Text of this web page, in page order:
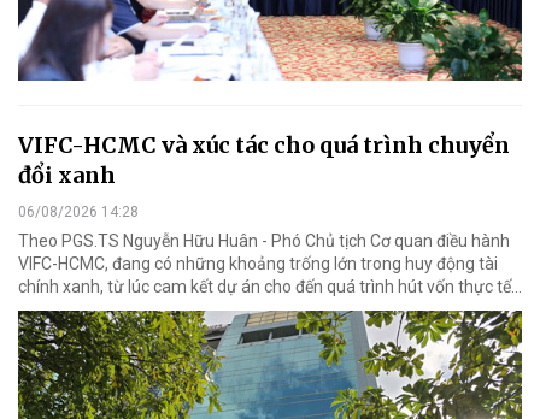
VIFC-HCMC và xúc tác cho quá trình chuyển
đổi xanh
06/08/2026 14:28
Theo PGS.TS Nguyễn Hữu Huân - Phó Chủ tịch Cơ quan điều hành
VIFC-HCMC, đang có những khoảng trống lớn trong huy động tài
chính xanh, từ lúc cam kết dự án cho đến quá trình hút vốn thực tế...